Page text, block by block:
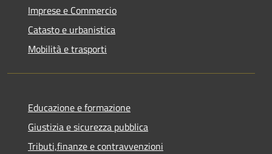
Imprese e Commercio
Catasto e urbanistica
Mobilità e trasporti
Educazione e formazione
Giustizia e sicurezza pubblica
Tributi,finanze e contravvenzioni